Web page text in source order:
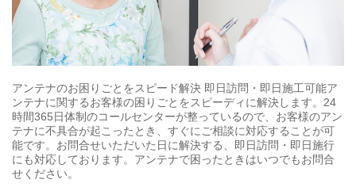
アンテナのお困りごとをスピード解決 即日訪問・即日施工可能ア
ンテナに関するお客様の困りごとをスピーディに解決します。24
時間365日体制のコールセンターが整っているので、お客様のアン
テナに不具合が起こったとき、すぐにご相談に対応することが可
能です。お問合せいただいた日に解決する、即日訪問・即日施行
にも対応しております。アンテナで困ったときはいつでもお問合
せください。